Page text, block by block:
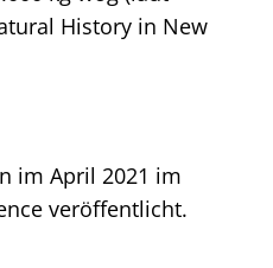
History in New
im April 2021 im
veröffentlicht.